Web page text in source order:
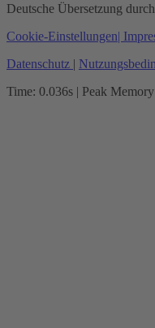
Deutsche Übersetzung durch
Cookie-Einstellungen|
Datenschutz |
Time: 0.036s | Peak